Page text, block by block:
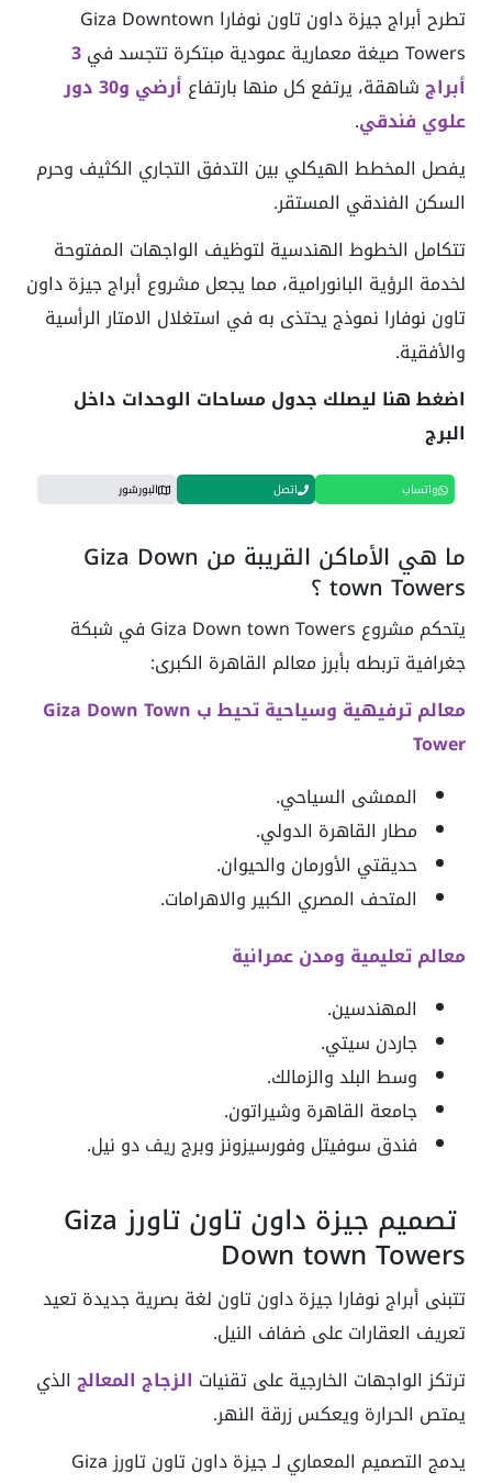
تطرح أبراج جيزة داون تاون نوفارا Giza Downtown
Towers صيغة معمارية عمودية مبتكرة تتجسد في
3
أبراجشاهقة، يرتفع كل منها بارتفاع
أرضي و30 دور
علوي فندقي.
يفصل المخطط الهيكلي بين التدفق التجاري الكثيف وحرم
السكن الفندقي المستقر.
تتكامل الخطوط الهندسية لتوظيف الواجهات المفتوحة
لخدمة الرؤية البانورامية، مما يجعل مشروع أبراج جيزة داون
تاون نوفارا نموذج يحتذى به في استغلال الامتار الرأسية
والأفقية.
اضغط هنا ليصلك جدول مساحات الوحدات داخل
البرج
واتساب اتصل البورشور
ما هي الأماكن القريبة من Giza Down
town Towers ؟
يتحكم مشروع Giza Down town Towers في شبكة
جغرافية تربطه بأبرز معالم القاهرة الكبرى:
معالم ترفيهية وسياحية تحيط ب Giza Down Town
Tower
الممشى السياحي.
مطار القاهرة الدولي.
حديقتي الأورمان والحيوان.
المتحف المصري الكبير والاهرامات.
معالم تعليمية ومدن عمرانية
المهندسين.
جاردن سيتي.
وسط البلد والزمالك.
جامعة القاهرة وشيراتون.
فندق سوفيتل وفورسيزونز وبرج ريف دو نيل.
تصميم جيزة داون تاون تاورز Giza
Down town Towers
تتبنى أبراج نوفارا جيزة داون تاون لغة بصرية جديدة تعيد
تعريف العقارات على ضفاف النيل.
ترتكز الواجهات الخارجية على تقنيات الزجاج المعالج الذي
يمتص الحرارة ويعكس زرقة النهر.
يدمج التصميم المعماري لـ جيزة داون تاون تاورز Giza